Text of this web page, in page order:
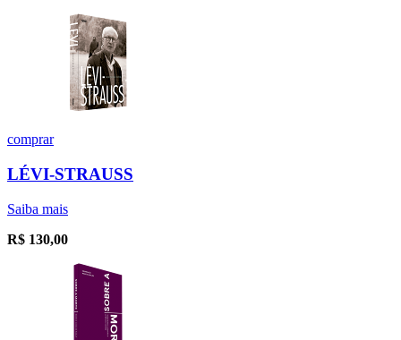
comprar
LÉVI-STRAUSS
Saiba mais
R$ 130,00